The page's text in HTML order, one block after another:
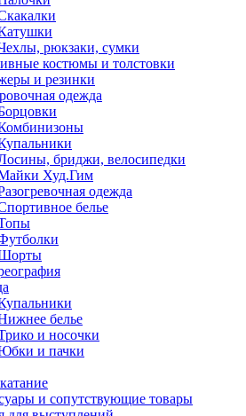
рюкзаки, сумки
костюмы и толстовки
и резинки
одежда
бриджи, велосипедки
Худ.Гим
одежда
белье
белье
и носочки
и пачки
и сопутствующие товары